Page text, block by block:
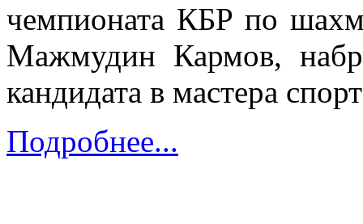
чемпионата КБР по
Мажмудин Кармов,
кандидата в мастера
Подробнее...